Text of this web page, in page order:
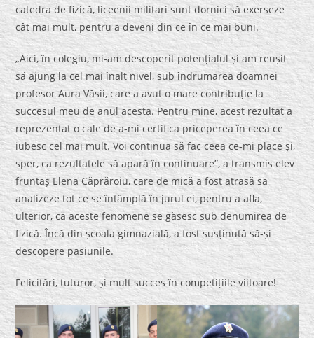
catedra de fizică, liceenii militari sunt dornici să exerseze
cât mai mult, pentru a deveni din ce în ce mai buni.
„Aici, în colegiu, mi-am descoperit potențialul și am reușit
să ajung la cel mai înalt nivel, sub îndrumarea doamnei
profesor Aura Văsii, care a avut o mare contribuție la
succesul meu de anul acesta. Pentru mine, acest rezultat a
reprezentat o cale de a-mi certifica priceperea în ceea ce
iubesc cel mai mult. Voi continua să fac ceea ce-mi place și,
sper, ca rezultatele să apară în continuare”, a transmis elev
fruntaș Elena Căprăroiu, care de mică a fost atrasă să
analizeze tot ce se întâmplă în jurul ei, pentru a afla,
ulterior, că aceste fenomene se găsesc sub denumirea de
fizică. Încă din școala gimnazială, a fost susținută să-și
descopere pasiunile.
Felicitări, tuturor, și mult succes în competițiile viitoare!